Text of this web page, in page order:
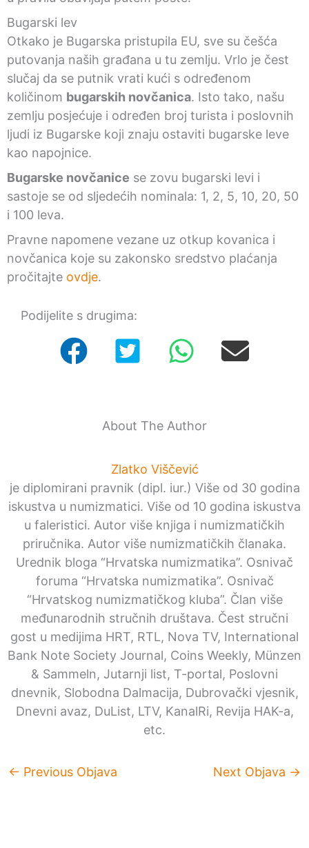
Bugarski lev
Otkako je Bugarska pristupila EU, sve su češća
putovanja naših građana u tu zemlju. Vrlo je čest
slučaj da se putnik vrati kući s određenom
količinom bugarskih novčanica. Isto tako, našu
zemlju posjećuje i određen broj turista i poslovnih
ljudi iz Bugarske koji znaju ostaviti bugarske leve
kao napojnice.
Bugarske novčanice se zovu bugarski levi i
sastoje se od sljedećih nominala: 1, 2, 5, 10, 20, 50
i 100 leva.
Pravne napomene vezane uz otkup kovanica i
novčanica koje su zakonsko sredstvo plaćanja
pročitajte ovdje.
Podijelite s drugima:
About The Author
Zlatko Viščević
je diplomirani pravnik (dipl. iur.) Više od 30 godina
iskustva u numizmatici. Više od 10 godina iskustva
u faleristici. Autor više knjiga i numizmatičkih
priručnika. Autor više numizmatičkih članaka.
Urednik bloga “Hrvatska numizmatika”. Osnivač
foruma “Hrvatska numizmatika”. Osnivač
“Hrvatskog numizmatičkog kluba”. Član više
međunarodnih stručnih društava. Čest stručni
gost u medijima HRT, RTL, Nova TV, International
Bank Note Society Journal, Coins Weekly, Münzen
& Sammeln, Jutarnji list, T-portal, Poslovni
dnevnik, Slobodna Dalmacija, Dubrovački vjesnik,
Dnevni avaz, DuList, LTV, KanalRi, Revija HAK-a,
etc.
← Previous Objava Next Objava →